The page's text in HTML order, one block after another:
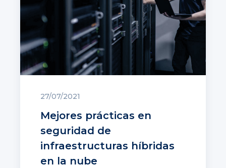
27/07/2021
Mejores prácticas en
seguridad de
infraestructuras híbridas
en la nube